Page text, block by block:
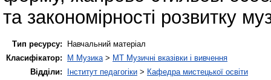
та закономірності розвитку
Тип ресурсу:
Навчальний матеріал
Класифікатор:
M Музика > MT Музичні вказівки і вивчення
Відділи:
Інститут педагогіки > Кафедра мистецької освіти